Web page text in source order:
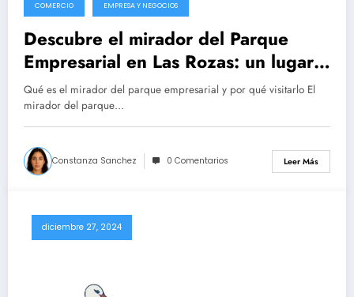
COMERCIO EMPRESA Y NEGOCIOS
Descubre el mirador del Parque
Empresarial en Las Rozas: un lugar
único
Qué es el mirador del parque empresarial y por qué visitarlo El
mirador del parque…
Constanza Sanchez 0 Comentarios Leer Más
diciembre 27, 2024